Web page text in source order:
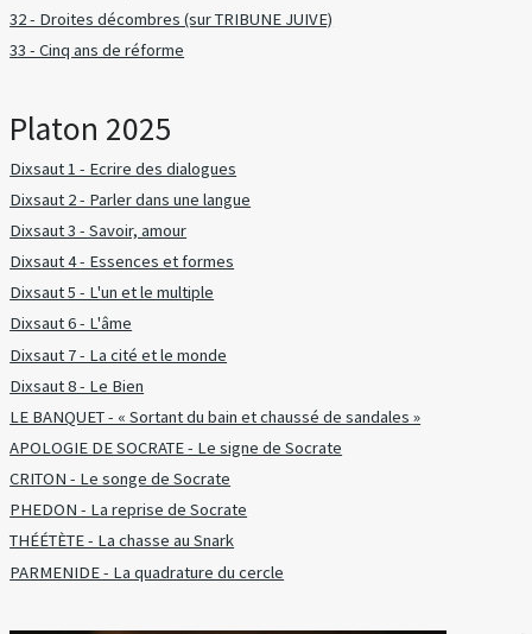
32 - Droites décombres (sur TRIBUNE JUIVE)
33 - Cinq ans de réforme
Platon 2025
Dixsaut 1 - Ecrire des dialogues
Dixsaut 2 - Parler dans une langue
Dixsaut 3 - Savoir, amour
Dixsaut 4 - Essences et formes
Dixsaut 5 - L'un et le multiple
Dixsaut 6 - L'âme
Dixsaut 7 - La cité et le monde
Dixsaut 8 - Le Bien
LE BANQUET - « Sortant du bain et chaussé de sandales »
APOLOGIE DE SOCRATE - Le signe de Socrate
CRITON - Le songe de Socrate
PHEDON - La reprise de Socrate
THÉÉTÈTE - La chasse au Snark
PARMENIDE - La quadrature du cercle